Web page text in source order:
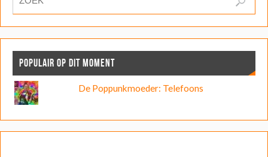
POPULAIR OP DIT MOMENT
De Poppunkmoeder: Telefoons